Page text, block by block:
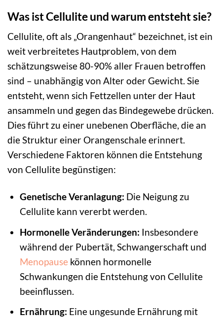
Was ist Cellulite und warum entsteht sie?
Cellulite, oft als „Orangenhaut“ bezeichnet, ist ein
weit verbreitetes Hautproblem, von dem
schätzungsweise 80-90% aller Frauen betroffen
sind – unabhängig von Alter oder Gewicht. Sie
entsteht, wenn sich Fettzellen unter der Haut
ansammeln und gegen das Bindegewebe drücken.
Dies führt zu einer unebenen Oberfläche, die an
die Struktur einer Orangenschale erinnert.
Verschiedene Faktoren können die Entstehung
von Cellulite begünstigen:
Genetische Veranlagung: Die Neigung zu
Cellulite kann vererbt werden.
Hormonelle Veränderungen: Insbesondere
während der Pubertät, Schwangerschaft und
Menopausekönnen hormonelle
Schwankungen die Entstehung von Cellulite
beeinflussen.
Ernährung: Eine ungesunde Ernährung mit